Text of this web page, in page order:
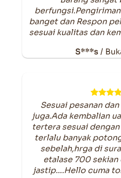
banget dan Respon
sesuai kualitas dan
S***s /
Sesuai pesanan
juga.Ada kembalian
tertera sesuai
terlalu banyak
sebelah,hrga di
etalase 700 sekian
jastip….Hello cuma